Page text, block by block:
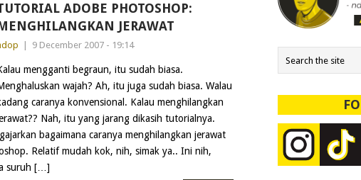
ADOBE PHOTOSHOP:
JERAWAT
9 December 2007 - 19:14
mengganti begraun, itu sudah biasa.
wajah? Ah, itu juga sudah biasa. Walau
caranya konvensional. Kalau menghilangkan
Nah, itu yang jarang dikasih tutorialnya.
bagaimana caranya menghilangkan jerawat
Relatif mudah kok, nih, simak ya.. Ini nih,
suruh […]